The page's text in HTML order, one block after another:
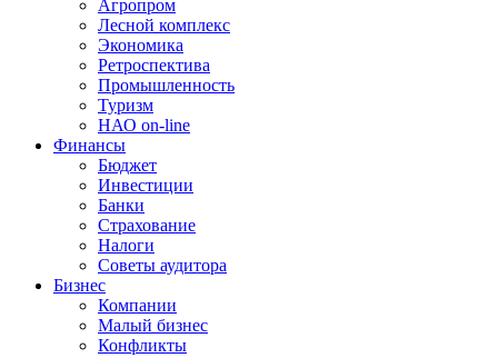
Агропром
Лесной комплекс
Экономика
Ретроспектива
Промышленность
Туризм
НАО on-line
Финансы
Бюджет
Инвестиции
Банки
Страхование
Налоги
Советы аудитора
Бизнес
Компании
Малый бизнес
Конфликты